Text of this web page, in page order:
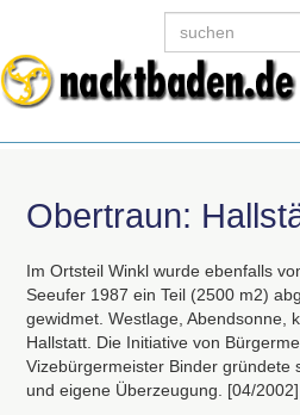
Obertraun:
Im Ortsteil Winkl wurde ebenfalls
Seeufer 1987 ein Teil (2500 m2)
gewidmet. Westlage, Abendsonne,
Hallstatt. Die Initiative von
Vizebürgermeister Binder gründete
und eigene Überzeugung. [04/2002]